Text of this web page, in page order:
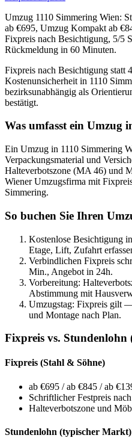
Umzug 1110 Simmering Wien:
ab €695, Umzug Kompakt ab
Fixpreis nach Besichtigung, 5/5
Rückmeldung in 60 Minuten.
Fixpreis nach Besichtigung statt
Kostenunsicherheit in 1110
bezirksunabhängig als
bestätigt.
Was umfasst ein Umzug
Ein Umzug in 1110 Simmering
Verpackungsmaterial und
Halteverbotszone (MA 46) und
Wiener Umzugsfirma mit
Simmering.
So buchen Sie Ihren
Kostenlose Besichtigung
Etage, Lift, Zufahrt
Verbindlichen Fixpreis
Min., Angebot in 24h.
Vorbereitung:
Abstimmung mit
Umzugstag: Fixpreis gilt
und Montage nach Plan.
Fixpreis vs. Stundenlohn
Fixpreis (Stahl & Söhne)
ab €695 / ab €845 / ab
Schriftlicher Festpreis
Halteverbotszone und
Stundenlohn (typischer Markt)